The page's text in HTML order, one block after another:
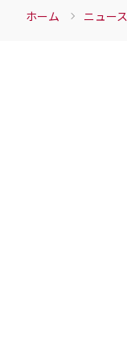
ホーム ニュース